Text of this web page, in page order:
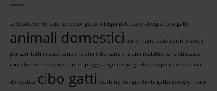
addestramento cani aereosol gatto allergia pelo cane allergia pelo gatto
animali domestici asino nano bau-beach biscotti
per cani fatti in casa cane anziano cibo cane anziano malattie cane stressato
cani che non puzzano cani e spiaggia regole cani guida cani pelo corto cavia
domestica cibo gatti ciuchino congiuntivite gatto coniglio nano